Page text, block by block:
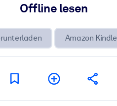
Offline lesen
Amazon Kindle